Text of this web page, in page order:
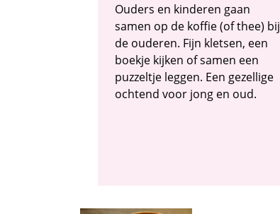
Ouders en kinderen gaan
samen op de koffie (of thee) bij
de ouderen. Fijn kletsen, een
boekje kijken of samen een
puzzeltje leggen. Een gezellige
ochtend voor jong en oud.